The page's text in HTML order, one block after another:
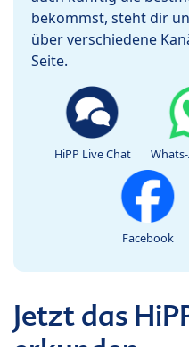
bekommst, steht dir
über verschiedene
Seite.
HiPP Live Chat
Facebook
Jetzt das